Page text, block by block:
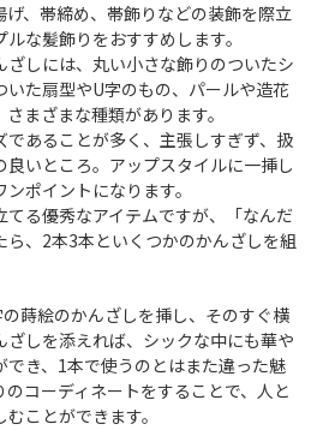
、帯締め、帯飾りなどの装飾を際立
な髪飾りをおすすめします。
しには、丸い小さな飾りのついたシ
いた扇型やU字のもの、パールや造花
まざまな種類があります。
であることが多く、主張しすぎず、扱
良いところ。アップスタイルに一挿し
ポイントになります。
る優秀なアイテムですが、「なんだ
、2本3本といくつかのかんざしを組
蒔絵のかんざしを挿し、そのすぐ横
ざしを添えれば、シックな中にも華や
でき、1本で使うのとはまた違った魅
コーディネートをすることで、人と
ことができます。